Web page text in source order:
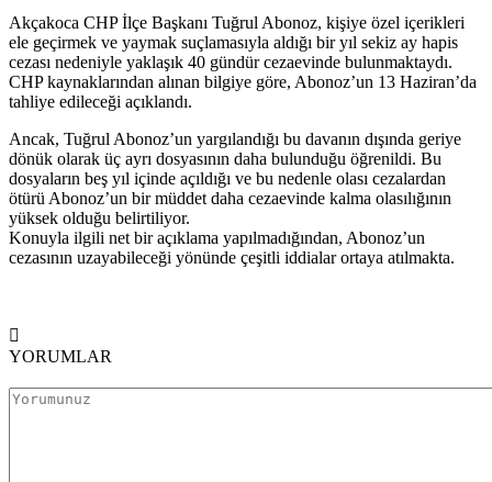
Akçakoca CHP İlçe Başkanı Tuğrul Abonoz, kişiye özel içerikleri
ele geçirmek ve yaymak suçlamasıyla aldığı bir yıl sekiz ay hapis
cezası nedeniyle yaklaşık 40 gündür cezaevinde bulunmaktaydı.
CHP kaynaklarından alınan bilgiye göre, Abonoz’un 13 Haziran’da
tahliye edileceği açıklandı.
Ancak, Tuğrul Abonoz’un yargılandığı bu davanın dışında geriye
dönük olarak üç ayrı dosyasının daha bulunduğu öğrenildi. Bu
dosyaların beş yıl içinde açıldığı ve bu nedenle olası cezalardan
ötürü Abonoz’un bir müddet daha cezaevinde kalma olasılığının
yüksek olduğu belirtiliyor.
Konuyla ilgili net bir açıklama yapılmadığından, Abonoz’un
cezasının uzayabileceği yönünde çeşitli iddialar ortaya atılmakta.
YORUMLAR